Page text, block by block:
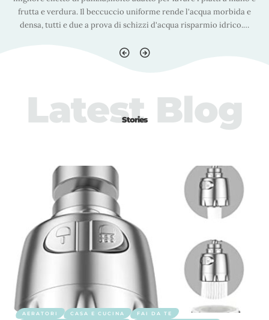
frutta e verdura. Il beccuccio uniforme rende l'acqua morbida e
densa, tutti e due a prova di schizzi d'acqua risparmio idrico.…
Stories
Latest Blog
AERATORI CASA E CUCINA FAI DA TE